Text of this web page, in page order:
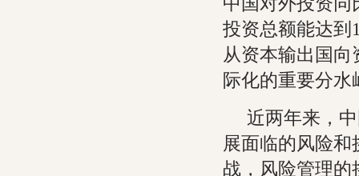
投资总额能达到
从资本输出国
际化的重要分水
近两年来，
展面临的风险
战，风险管理的